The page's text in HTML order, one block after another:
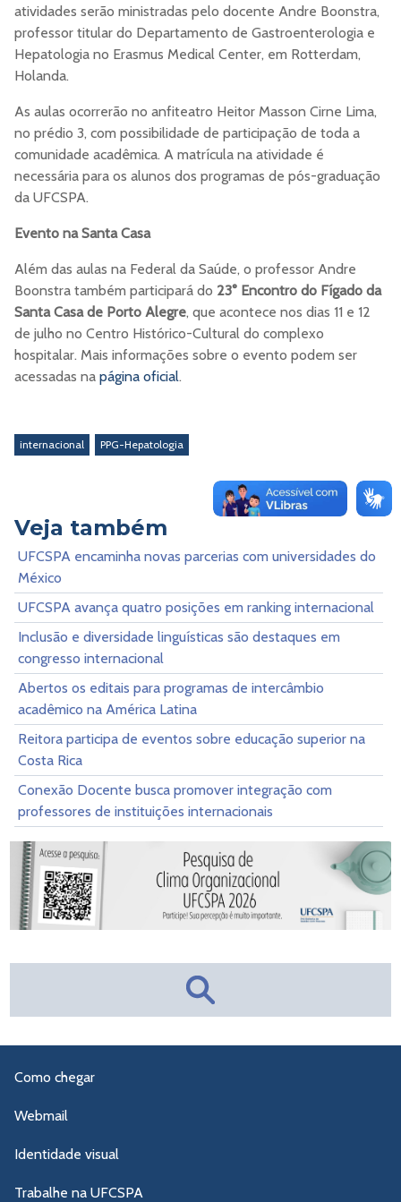
atividades serão ministradas pelo docente Andre Boonstra,
professor titular do Departamento de Gastroenterologia e
Hepatologia no Erasmus Medical Center, em Rotterdam,
Holanda.
As aulas ocorrerão no anfiteatro Heitor Masson Cirne Lima,
no prédio 3, com possibilidade de participação de toda a
comunidade acadêmica. A matrícula na atividade é
necessária para os alunos dos programas de pós-graduação
da UFCSPA.
Evento na Santa Casa
Além das aulas na Federal da Saúde, o professor Andre
Boonstra também participará do 23° Encontro do Fígado da
Santa Casa de Porto Alegre, que acontece nos dias 11 e 12
de julho no Centro Histórico-Cultural do complexo
hospitalar. Mais informações sobre o evento podem ser
acessadas na página oficial.
internacional PPG-Hepatologia
Veja também
UFCSPA encaminha novas parcerias com universidades do
México
UFCSPA avança quatro posições em ranking internacional
Inclusão e diversidade linguísticas são destaques em
congresso internacional
Abertos os editais para programas de intercâmbio
acadêmico na América Latina
Reitora participa de eventos sobre educação superior na
Costa Rica
Conexão Docente busca promover integração com
professores de instituições internacionais
Como chegar
Webmail
Identidade visual
Trabalhe na UFCSPA